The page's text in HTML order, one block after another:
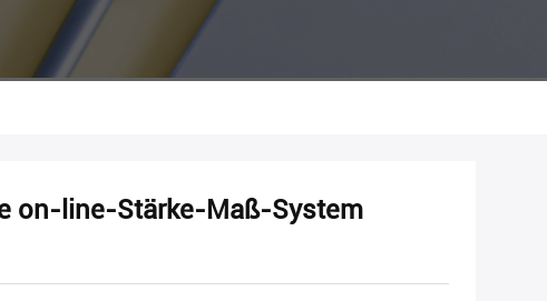
on-line-Stärke-Maß-System